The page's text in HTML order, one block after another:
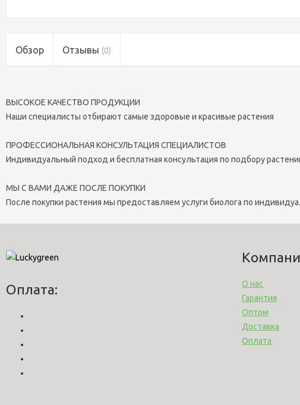
Обзор Отзывы (0)
ВЫСОКОЕ КАЧЕСТВО ПРОДУКЦИИ
Наши специалисты отбирают самые здоровые и красивые растения
ПРОФЕССИОНАЛЬНАЯ КОНСУЛЬТАЦИЯ СПЕЦИАЛИСТОВ
Индивидуальный подход и бесплатная консультация по подбору
МЫ С ВАМИ ДАЖЕ ПОСЛЕ ПОКУПКИ
После покупки растения мы предоставляем услуги биолога по
Оплата:
О нас
Гарантия
Оптом
Доставка
Оплата